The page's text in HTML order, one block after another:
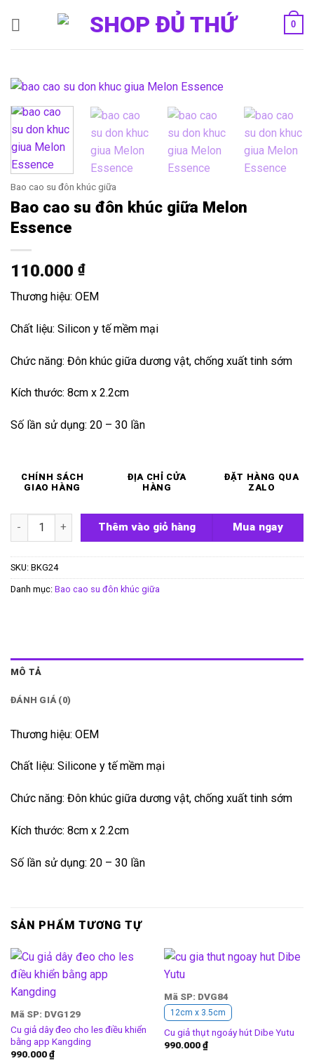
0
Bao cao su đôn khúc giữa
Bao cao su đôn khúc giữa Melon
Essence
110.000 ₫
Thương hiệu: OEM
Chất liệu: Silicon y tế mềm mại
Chức năng: Đôn khúc giữa dương vật, chống xuất tinh sớm
Kích thước: 8cm x 2.2cm
Số lần sử dụng: 20 – 30 lần
CHÍNH SÁCH
GIAO HÀNG
ĐỊA CHỈ CỬA
HÀNG
ĐẶT HÀNG QUA
ZALO
Bao cao su đôn khúc giữa Melon Essence số lượng
Thêm vào giỏ hàng Mua ngay
SKU: BKG24
Danh mục: Bao cao su đôn khúc giữa
MÔ TẢ
ĐÁNH GIÁ (0)
Thương hiệu: OEM
Chất liệu: Silicone y tế mềm mại
Chức năng: Đôn khúc giữa dương vật, chống xuất tinh sớm
Kích thước: 8cm x 2.2cm
Số lần sử dụng: 20 – 30 lần
SẢN PHẨM TƯƠNG TỰ
Mã SP: DVG129
Cu giả dây đeo cho les điều khiển
bằng app Kangding
990.000₫
Mã SP: DVG84
12cm x 3.5cm
Cu giả thụt ngoáy hút Dibe Yutu
990.000₫